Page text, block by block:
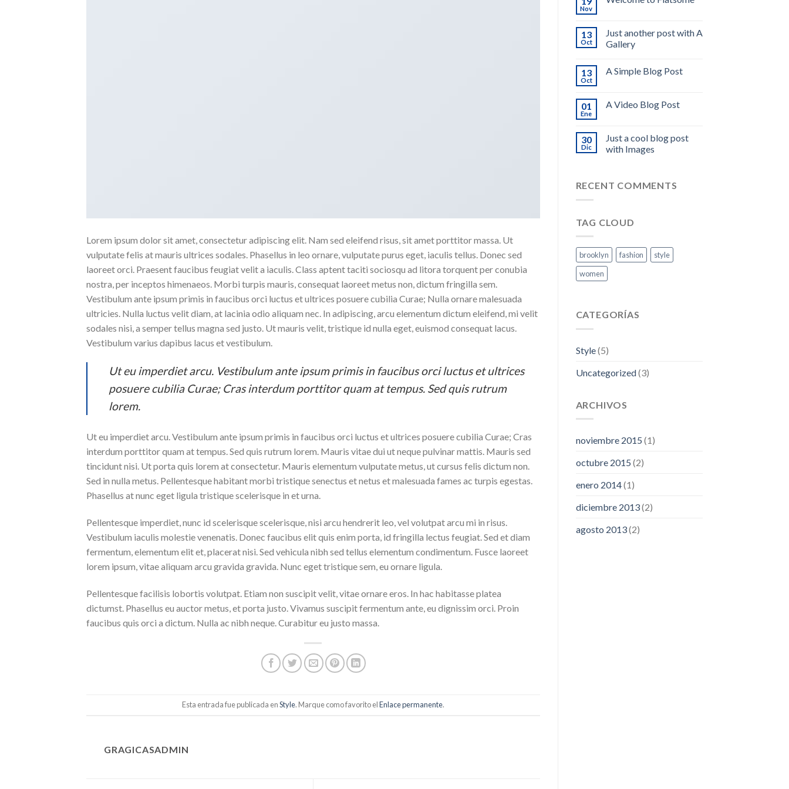
Lorem ipsum dolor sit amet, consectetur adipiscing elit. Nam sed eleifend risus, sit amet porttitor massa. Ut
vulputate felis at mauris ultrices sodales. Phasellus in leo ornare, vulputate purus eget, iaculis tellus. Donec sed
laoreet orci. Praesent faucibus feugiat velit a iaculis. Class aptent taciti sociosqu ad litora torquent per conubia
nostra, per inceptos himenaeos. Morbi turpis mauris, consequat laoreet metus non, dictum fringilla sem.
Vestibulum ante ipsum primis in faucibus orci luctus et ultrices posuere cubilia Curae; Nulla ornare malesuada
ultricies. Nulla luctus velit diam, at lacinia odio aliquam nec. In adipiscing, arcu elementum dictum eleifend, mi velit
sodales nisi, a semper tellus magna sed justo. Ut mauris velit, tristique id nulla eget, euismod consequat lacus.
Vestibulum varius dapibus lacus et vestibulum.
Ut eu imperdiet arcu. Vestibulum ante ipsum primis in faucibus orci luctus et ultrices
posuere cubilia Curae; Cras interdum porttitor quam at tempus. Sed quis rutrum
lorem.
Ut eu imperdiet arcu. Vestibulum ante ipsum primis in faucibus orci luctus et ultrices posuere cubilia Curae; Cras
interdum porttitor quam at tempus. Sed quis rutrum lorem. Mauris vitae dui ut neque pulvinar mattis. Mauris sed
tincidunt nisi. Ut porta quis lorem at consectetur. Mauris elementum vulputate metus, ut cursus felis dictum non.
Sed in nulla metus. Pellentesque habitant morbi tristique senectus et netus et malesuada fames ac turpis egestas.
Phasellus at nunc eget ligula tristique scelerisque in et urna.
Pellentesque imperdiet, nunc id scelerisque scelerisque, nisi arcu hendrerit leo, vel volutpat arcu mi in risus.
Vestibulum iaculis molestie venenatis. Donec faucibus elit quis enim porta, id fringilla lectus feugiat. Sed et diam
fermentum, elementum elit et, placerat nisi. Sed vehicula nibh sed tellus elementum condimentum. Fusce laoreet
lorem ipsum, vitae aliquam arcu gravida gravida. Nunc eget tristique sem, eu ornare ligula.
Pellentesque facilisis lobortis volutpat. Etiam non suscipit velit, vitae ornare eros. In hac habitasse platea
dictumst. Phasellus eu auctor metus, et porta justo. Vivamus suscipit fermentum ante, eu dignissim orci. Proin
faucibus quis orci a dictum. Nulla ac nibh neque. Curabitur eu justo massa.
Esta entrada fue publicada enStyle. Marque como favorito elEnlace permanente.
GRAGICASADMIN
Nov
13
Oct
Just another post with A
Gallery
13
Oct
A Simple Blog Post
01
Ene
A Video Blog Post
30
Dic
Just a cool blog post
with Images
RECENT COMMENTS
TAG CLOUD
brooklyn fashion
style
women
CATEGORÍAS
Style(5)
Uncategorized(3)
ARCHIVOS
noviembre 2015 (1)
octubre 2015 (2)
enero 2014(1)
diciembre 2013(2)
agosto 2013(2)